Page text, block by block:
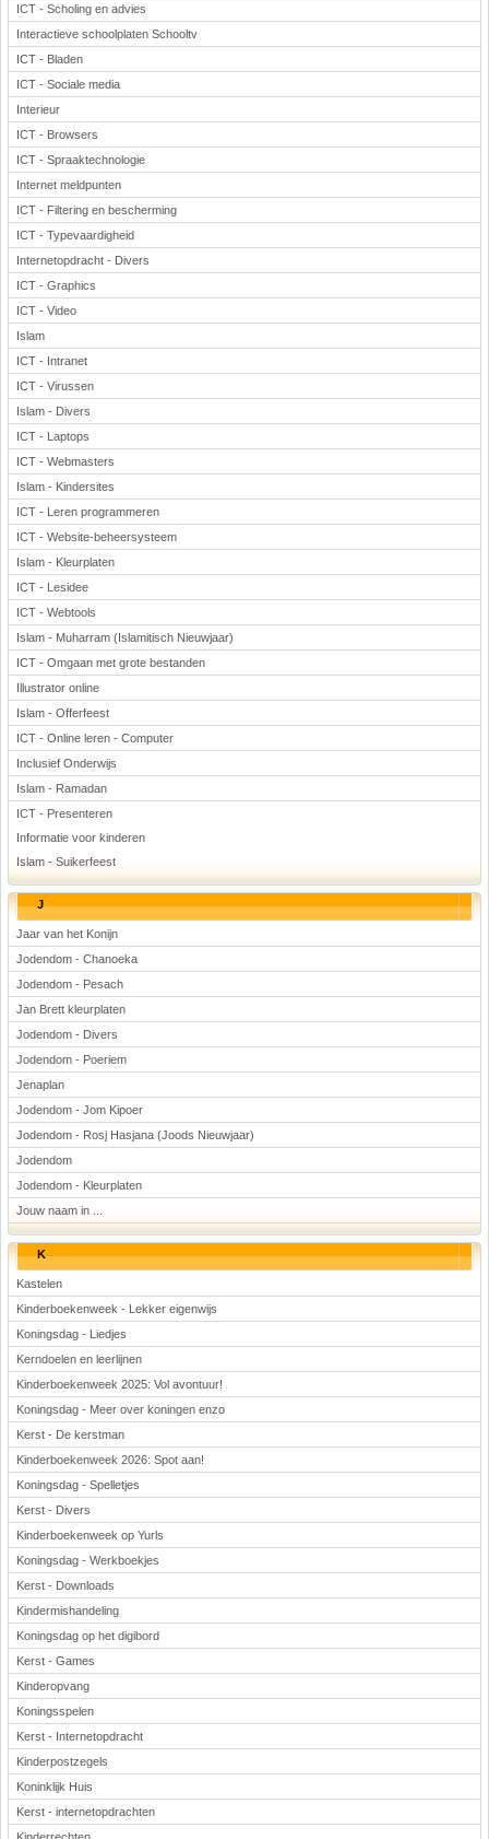
ICT - Scholing en advies
Interactieve schoolplaten Schooltv
ICT - Bladen
ICT - Sociale media
Interieur
ICT - Browsers
ICT - Spraaktechnologie
Internet meldpunten
ICT - Filtering en bescherming
ICT - Typevaardigheid
Internetopdracht - Divers
ICT - Graphics
ICT - Video
Islam
ICT - Intranet
ICT - Virussen
Islam - Divers
ICT - Laptops
ICT - Webmasters
Islam - Kindersites
ICT - Leren programmeren
ICT - Website-beheersysteem
Islam - Kleurplaten
ICT - Lesidee
ICT - Webtools
Islam - Muharram (Islamitisch Nieuwjaar)
ICT - Omgaan met grote bestanden
Illustrator online
Islam - Offerfeest
ICT - Online leren - Computer
Inclusief Onderwijs
Islam - Ramadan
ICT - Presenteren
Informatie voor kinderen
Islam - Suikerfeest
J
Jaar van het Konijn
Jodendom - Chanoeka
Jodendom - Pesach
Jan Brett kleurplaten
Jodendom - Divers
Jodendom - Poeriem
Jenaplan
Jodendom - Jom Kipoer
Jodendom - Rosj Hasjana (Joods Nieuwjaar)
Jodendom
Jodendom - Kleurplaten
Jouw naam in ...
K
Kastelen
Kinderboekenweek - Lekker eigenwijs
Koningsdag - Liedjes
Kerndoelen en leerlijnen
Kinderboekenweek 2025: Vol avontuur!
Koningsdag - Meer over koningen enzo
Kerst - De kerstman
Kinderboekenweek 2026: Spot aan!
Koningsdag - Spelletjes
Kerst - Divers
Kinderboekenweek op Yurls
Koningsdag - Werkboekjes
Kerst - Downloads
Kindermishandeling
Koningsdag op het digibord
Kerst - Games
Kinderopvang
Koningsspelen
Kerst - Internetopdracht
Kinderpostzegels
Koninklijk Huis
Kerst - internetopdrachten